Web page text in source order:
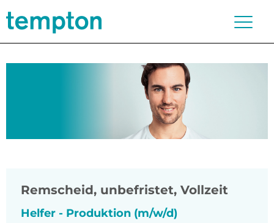
Remscheid, unbefristet, Vollzeit
Helfer - Produktion (m/w/d)